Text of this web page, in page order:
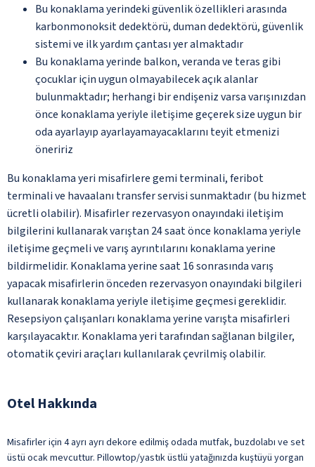
Bu konaklama yerindeki güvenlik özellikleri arasında
karbonmonoksit dedektörü, duman dedektörü, güvenlik
sistemi ve ilk yardım çantası yer almaktadır
Bu konaklama yerinde balkon, veranda ve teras gibi
çocuklar için uygun olmayabilecek açık alanlar
bulunmaktadır; herhangi bir endişeniz varsa varışınızdan
önce konaklama yeriyle iletişime geçerek size uygun bir
oda ayarlayıp ayarlayamayacaklarını teyit etmenizi
öneririz
Bu konaklama yeri misafirlere gemi terminali, feribot
terminali ve havaalanı transfer servisi sunmaktadır (bu hizmet
ücretli olabilir). Misafirler rezervasyon onayındaki iletişim
bilgilerini kullanarak varıştan 24 saat önce konaklama yeriyle
iletişime geçmeli ve varış ayrıntılarını konaklama yerine
bildirmelidir. Konaklama yerine saat 16 sonrasında varış
yapacak misafirlerin önceden rezervasyon onayındaki bilgileri
kullanarak konaklama yeriyle iletişime geçmesi gereklidir.
Resepsiyon çalışanları konaklama yerine varışta misafirleri
karşılayacaktır. Konaklama yeri tarafından sağlanan bilgiler,
otomatik çeviri araçları kullanılarak çevrilmiş olabilir.
Otel Hakkında
Misafirler için 4 ayrı ayrı dekore edilmiş odada mutfak, buzdolabı ve set
üstü ocak mevcuttur. Pillowtop/yastık üstlü yatağınızda kuştüyü yorgan